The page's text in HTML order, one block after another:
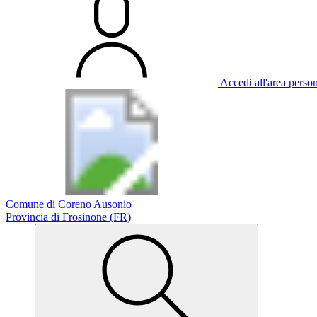
Accedi all'area
Comune di Coreno Ausonio
Provincia di Frosinone (FR)